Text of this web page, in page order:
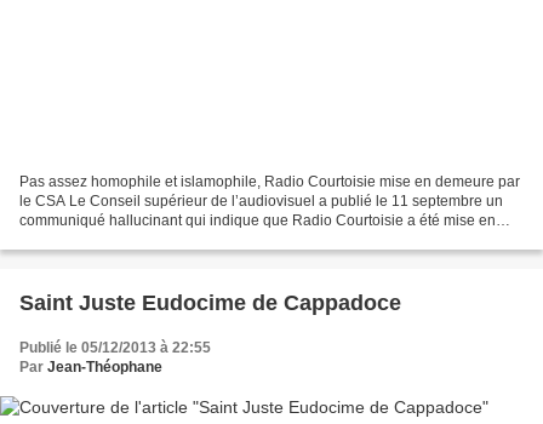
Pas assez homophile et islamophile, Radio Courtoisie mise en demeure par
le CSA Le Conseil supérieur de l’audiovisuel a publié le 11 septembre un
communiqué hallucinant qui indique que Radio Courtoisie a été mise en
Saint Juste Eudocime de Cappadoce
Publié le 05/12/2013 à 22:55
Par Jean-Théophane